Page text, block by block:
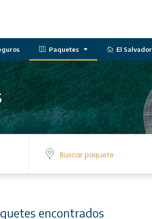
Paquetes El Salvador
encontrados